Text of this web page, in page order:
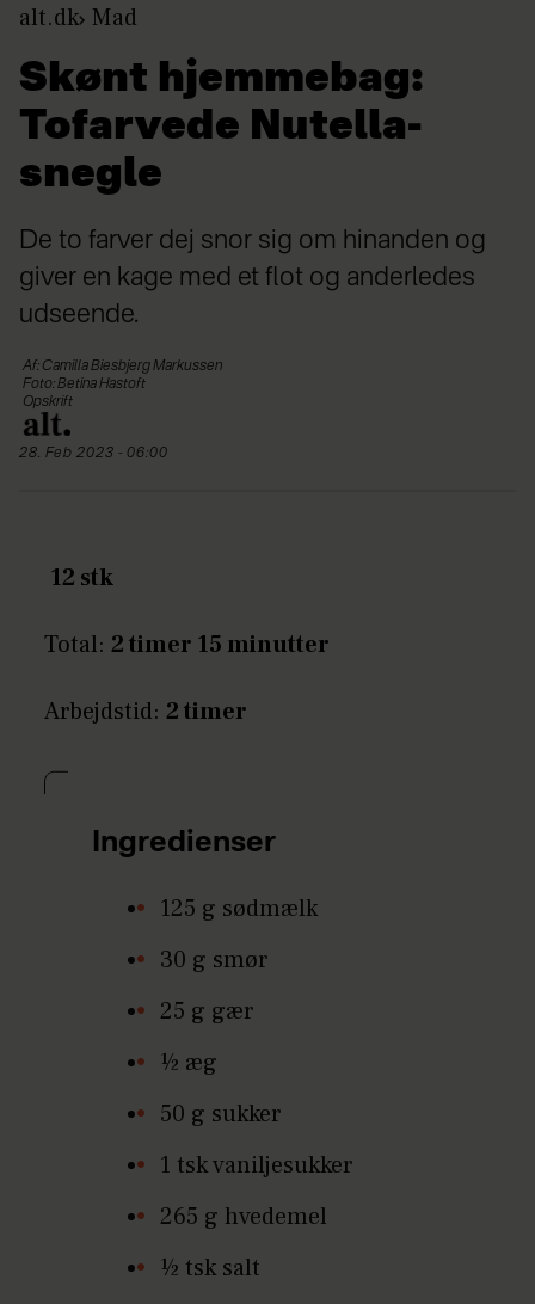
alt.dk Mad
Skønt hjemmebag:
Tofarvede Nutella-
snegle
De to farver dej snor sig om hinanden og
giver en kage med et flot og anderledes
udseende.
Af: Camilla Biesbjerg Markussen
Foto: Betina Hastoft
Opskrift
28. Feb 2023 - 06:00
12 stk
Total: 2 timer 15 minutter
Arbejdstid: 2 timer
Ingredienser
125 g sødmælk
30 g smør
25 g gær
½ æg
50 g sukker
1 tsk vaniljesukker
265 g hvedemel
½ tsk salt